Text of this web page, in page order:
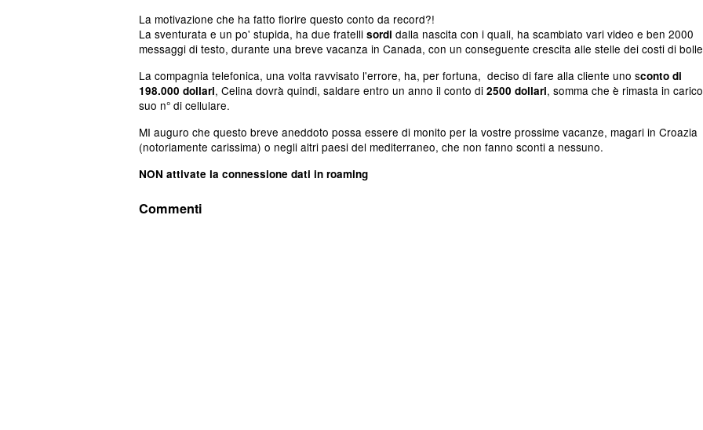
La motivazione che ha fatto fiorire questo conto da record?!
La sventurata e un po' stupida, ha due fratelli sordi dalla nascita con i quali, ha scambiato vari video e ben 2000
messaggi di testo, durante una breve vacanza in Canada, con un conseguente crescita alle stelle dei costi di
La compagnia telefonica, una volta ravvisato l'errore, ha, per fortuna, deciso di fare alla cliente uno sconto di
198.000 dollari, Celina dovrà quindi, saldare entro un anno il conto di 2500 dollari, somma che è rimasta in
suo n° di cellulare.
MI auguro che questo breve aneddoto possa essere di monito per la vostre prossime vacanze, magari in Croazia
(notoriamente carissima) o negli altri paesi del mediterraneo, che non fanno sconti a nessuno.
NON attivate la connessione dati in roaming
Commenti